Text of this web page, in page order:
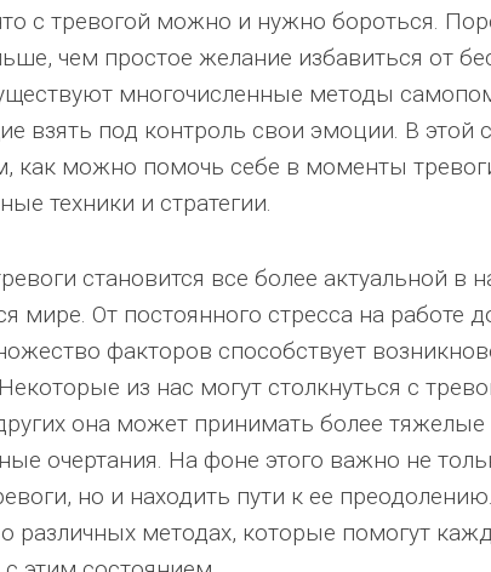
с тревогой можно и нужно бороться.
чем простое желание избавиться от
многочисленные методы
взять под контроль свои эмоции. В этой
как можно помочь себе в моменты
техники и стратегии.
становится все более актуальной в
мире. От постоянного стресса на работе
факторов способствует
из нас могут столкнуться с
она может принимать более тяжелые
очертания. На фоне этого важно не
но и находить пути к ее
различных методах, которые помогут